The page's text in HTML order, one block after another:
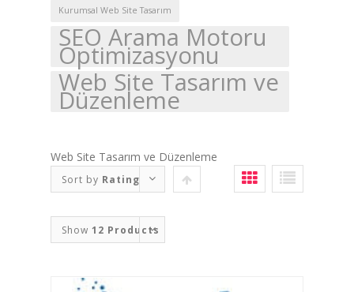
Kurumsal Web Site Tasarım
SEO Arama Motoru
Optimizasyonu
Web Site Tasarım ve
Düzenleme
Web Site Tasarım ve Düzenleme
Sort by Rating
Show 12 Products